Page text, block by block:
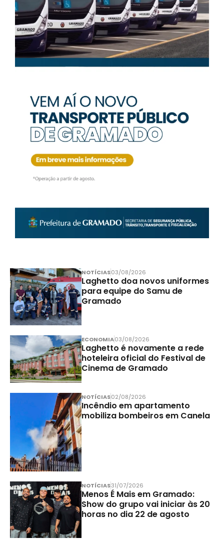
NOTÍCIAS03/08/2026
Laghetto doa novos uniformes
para equipe do Samu de
Gramado
ECONOMIA03/08/2026
Laghetto é novamente a rede
hoteleira oficial do Festival de
Cinema de Gramado
NOTÍCIAS02/08/2026
Incêndio em apartamento
mobiliza bombeiros em Canela
NOTÍCIAS31/07/2026
Menos É Mais em Gramado:
Show do grupo vai iniciar às 20
horas no dia 22 de agosto